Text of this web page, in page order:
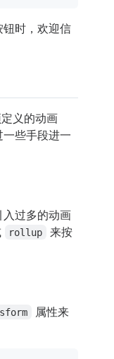
时，欢迎信
义的动画
些手段进一
过多的动画
rollup
来按
属性来